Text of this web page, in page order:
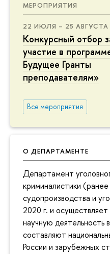
МЕРОПРИЯТИЯ
22 ИЮЛЯ – 25 АВГУСТА
Конкурсный отбор
участие в
Будущее Гранты
преподавателям»
Все мероприятия
О ДЕПАРТАМЕНТЕ
Департамент
криминалистики
судопроизводства и
2020 г. и
научную деятельность
составляют
России и зарубежных